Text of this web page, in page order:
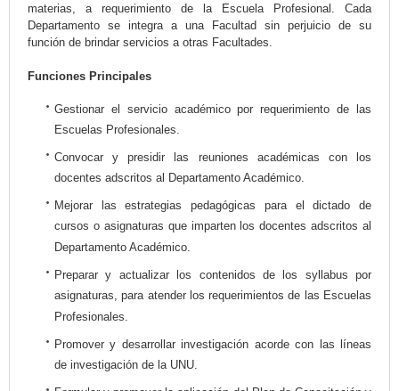
materias, a requerimiento de la Escuela Profesional. Cada
Departamento se integra a una Facultad sin perjuicio de su
función de brindar servicios a otras Facultades.
Funciones Principales
Gestionar el servicio académico por requerimiento de las
Escuelas Profesionales.
Convocar y presidir las reuniones académicas con los
docentes adscritos al Departamento Académico.
Mejorar las estrategias pedagógicas para el dictado de
cursos o asignaturas que imparten los docentes adscritos al
Departamento Académico.
Preparar y actualizar los contenidos de los syllabus por
asignaturas, para atender los requerimientos de las Escuelas
Profesionales.
Promover y desarrollar investigación acorde con las líneas
de investigación de la UNU.